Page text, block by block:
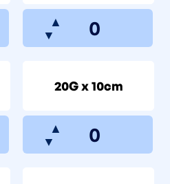
▲
▼
20G x 10cm
▲
▼